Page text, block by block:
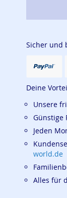
Sicher und
Deine
Unsere
Günstige
Jeden
world.de
Alles für